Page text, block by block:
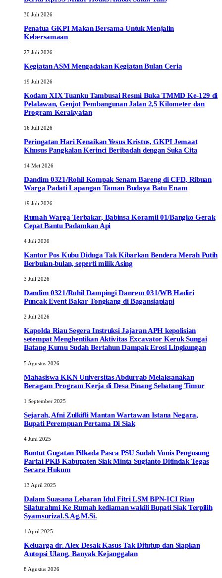
30 Juli 2026
Penatua GKPI Makan Bersama Untuk Menjalin
Kebersamaan
27 Juli 2026
Kegiatan ASM Mengadakan Kegiatan Bulan Ceria
19 Juli 2026
Kodam XIX Tuanku Tambusai Resmi Buka TMMD Ke-129 di
Pelalawan, Genjot Pembangunan Jalan 2,5 Kilometer dan
Program Kerakyatan
16 Juli 2026
Peringatan Hari Kenaikan Yesus Kristus, GKPI Jemaat
Khusus Pangkalan Kerinci Beribadah dengan Suka Cita
14 Mei 2026
Dandim 0321/Rohil Kompak Senam Bareng di CFD, Ribuan
Warga Padati Lapangan Taman Budaya Batu Enam
19 Juli 2026
Rumah Warga Terbakar, Babinsa Koramil 01/Bangko Gerak
Cepat Bantu Padamkan Api
4 Juli 2026
Kantor Pos Kubu Diduga Tak Kibarkan Bendera Merah Putih
Berbulan-bulan, seperti milik Asing
3 Juli 2026
Dandim 0321/Rohil Dampingi Danrem 031/WB Hadiri
Puncak Event Bakar Tongkang di Bagansiapiapi
2 Juli 2026
Kapolda Riau Segera Instruksi Jajaran APH kepolisian
setempat Menghentikan Aktivitas Excavator Keruk Sungai
Batang Kumu Sudah Bertahun Dampak Erosi Lingkungan
5 Agustus 2026
Mahasiswa KKN Universitas Abdurrab Melaksanakan
Beragam Program Kerja di Desa Pinang Sebatang Timur
1 September 2025
Sejarah, Afni Zulkifli Mantan Wartawan Istana Negara,
Bupati Perempuan Pertama Di Siak
4 Juni 2025
Buntut Gugatan Pilkada Pasca PSU Sudah Vonis Pengusung
Partai PKB Kabupaten Siak Minta Sugianto Ditindak Tegas
Secara Hukum
13 April 2025
Dalam Suasana Lebaran Idul Fitri LSM BPN-ICI Riau
Silaturahmi Ke Rumah kediaman wakili Bupati Siak Terpilih
Syamsurizal.S.Ag.M.Si.
1 April 2025
Keluarga dr. Alex Desak Kasus Tak Ditutup dan Siapkan
Autopsi Ulang, Banyak Kejanggalan
8 Agustus 2026